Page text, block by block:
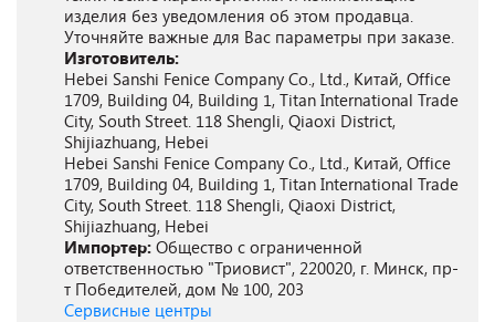
изделия без уведомления об этом продавца.
Уточняйте важные для Вас параметры при заказе.
Изготовитель:
Hebei Sanshi Fenice Company Co., Ltd., Китай, Office
1709, Building 04, Building 1, Titan International Trade
City, South Street. 118 Shengli, Qiaoxi District,
Shijiazhuang, Hebei
Hebei Sanshi Fenice Company Co., Ltd., Китай, Office
1709, Building 04, Building 1, Titan International Trade
City, South Street. 118 Shengli, Qiaoxi District,
Shijiazhuang, Hebei
Импортер: Общество с ограниченной
ответственностью "Триовист", 220020, г. Минск, пр-
т Победителей, дом № 100, 203
Сервисные центры